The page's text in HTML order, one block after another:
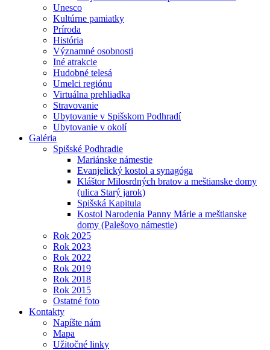
Unesco
Kultúrne pamiatky
Príroda
História
Významné osobnosti
Iné atrakcie
Hudobné telesá
Umelci regiónu
Virtuálna prehliadka
Stravovanie
Ubytovanie v Spišskom Podhradí
Ubytovanie v okolí
Galéria
Spišské Podhradie
Mariánske námestie
Evanjelický kostol a synagóga
Kláštor Milosrdných bratov a meštianske domy
(ulica Starý jarok)
Spišská Kapitula
Kostol Narodenia Panny Márie a meštianske
domy (Palešovo námestie)
Rok 2025
Rok 2023
Rok 2022
Rok 2019
Rok 2018
Rok 2015
Ostatné foto
Kontakty
Napíšte nám
Mapa
Užitočné linky